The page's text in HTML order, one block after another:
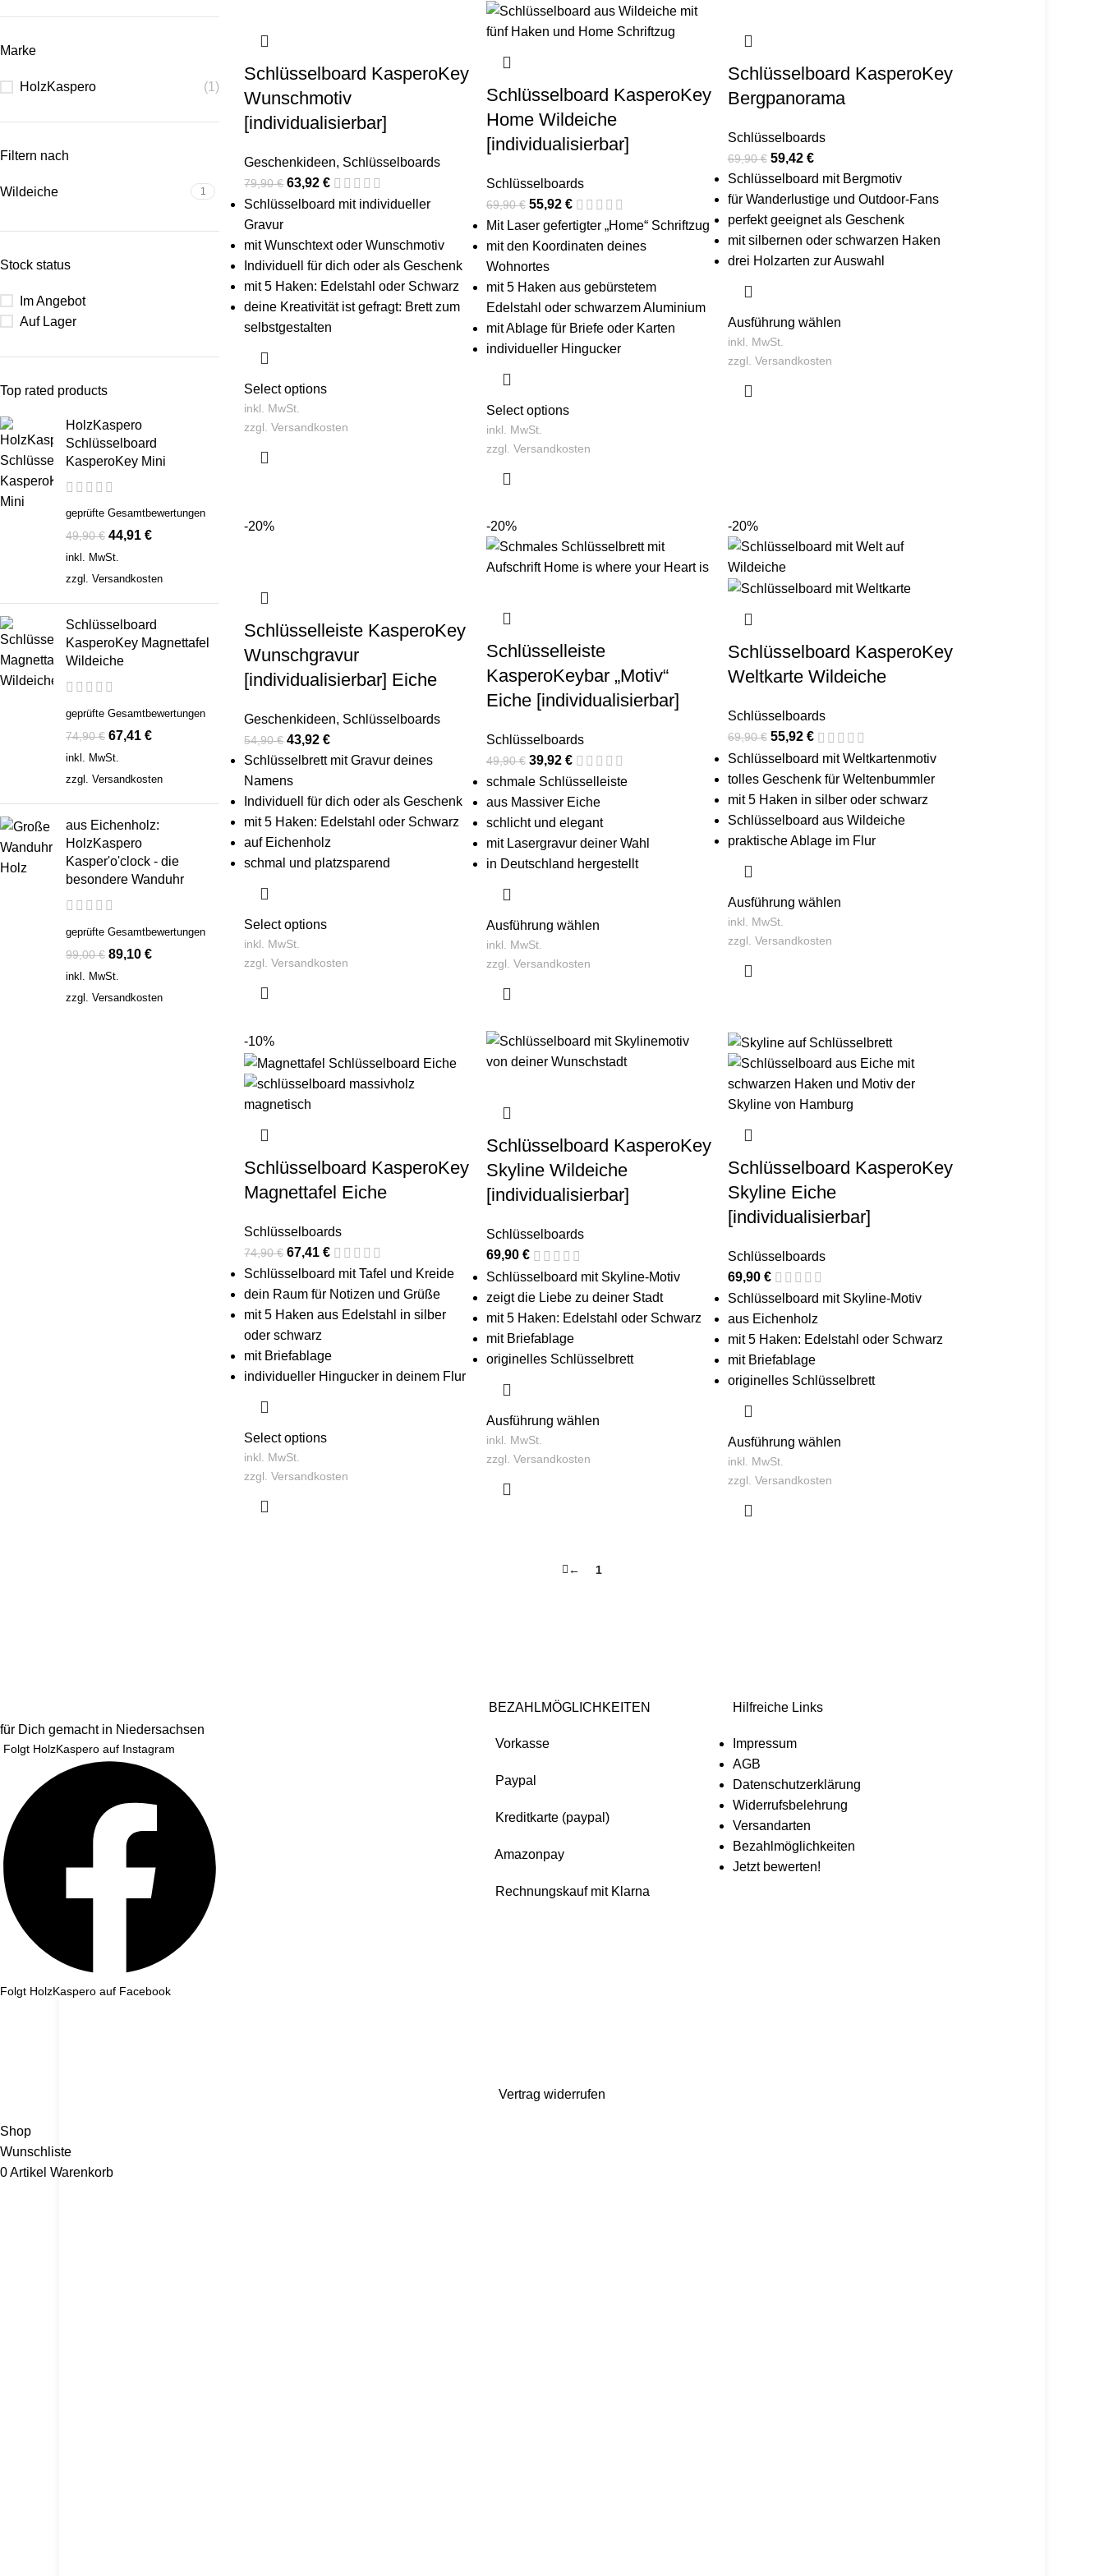
Marke
HolzKaspero (1)
Filtern nach
Wildeiche 1
Stock status
Im Angebot
Auf Lager
Top rated products
HolzKaspero
Schlüsselboard
KasperoKey Mini
geprüfte Gesamtbewertungen
49,90€ 44,91 €
inkl. MwSt.
zzgl. Versandkosten
Schlüsselboard
KasperoKey Magnettafel
Wildeiche
geprüfte Gesamtbewertungen
74,90€ 67,41 €
inkl. MwSt.
zzgl. Versandkosten
aus Eichenholz:
HolzKaspero
Kasper'o'clock - die
besondere Wanduhr
geprüfte Gesamtbewertungen
99,00€ 89,10 €
inkl. MwSt.
zzgl. Versandkosten
Schlüsselboard KasperoKey
Wunschmotiv
[individualisierbar]
Geschenkideen, Schlüsselboards
79,90€ 63,92€
Schlüsselboard mit individueller
Gravur
mit Wunschtext oder Wunschmotiv
Individuell für dich oder als Geschenk
mit 5 Haken: Edelstahl oder Schwarz
deine Kreativität ist gefragt: Brett zum
selbstgestalten
Select options
inkl. MwSt.
zzgl.Versandkosten
Schlüsselboard KasperoKey
Home Wildeiche
[individualisierbar]
Schlüsselboards
69,90€ 55,92 €
Mit Laser gefertigter „Home“ Schriftzug
mit den Koordinaten deines
Wohnortes
mit 5 Haken aus gebürstetem
Edelstahl oder schwarzem Aluminium
mit Ablage für Briefe oder Karten
individueller Hingucker
Select options
inkl. MwSt.
zzgl. Versandkosten
Schlüsselboard KasperoKey
Bergpanorama
Schlüsselboards
69,90€ 59,42 €
Schlüsselboard mit Bergmotiv
für Wanderlustige und Outdoor-Fans
perfekt geeignet als Geschenk
mit silbernen oder schwarzen Haken
drei Holzarten zur Auswahl
Ausführung wählen
inkl. MwSt.
zzgl. Versandkosten
-20%
Schlüsselleiste KasperoKey
Wunschgravur
[individualisierbar] Eiche
Geschenkideen, Schlüsselboards
54,90€ 43,92€
Schlüsselbrett mit Gravur deines
Namens
Individuell für dich oder als Geschenk
mit 5 Haken: Edelstahl oder Schwarz
auf Eichenholz
schmal und platzsparend
Select options
inkl. MwSt.
zzgl.Versandkosten
-20%
Schlüsselleiste
KasperoKeybar „Motiv“
Eiche [individualisierbar]
Schlüsselboards
49,90€ 39,92 €
schmale Schlüsselleiste
aus Massiver Eiche
schlicht und elegant
mit Lasergravur deiner Wahl
in Deutschland hergestellt
Ausführung wählen
inkl. MwSt.
zzgl. Versandkosten
-20%
Schlüsselboard KasperoKey
Weltkarte Wildeiche
Schlüsselboards
69,90€ 55,92 €
Schlüsselboard mit Weltkartenmotiv
tolles Geschenk für Weltenbummler
mit 5 Haken in silber oder schwarz
Schlüsselboard aus Wildeiche
praktische Ablage im Flur
Ausführung wählen
inkl. MwSt.
zzgl. Versandkosten
-10%
Schlüsselboard KasperoKey
Magnettafel Eiche
Schlüsselboards
74,90€ 67,41€
Schlüsselboard mit Tafel und Kreide
dein Raum für Notizen und Grüße
mit 5 Haken aus Edelstahl in silber
oder schwarz
mit Briefablage
individueller Hingucker in deinem Flur
Select options
inkl. MwSt.
zzgl.Versandkosten
Schlüsselboard KasperoKey
Skyline Wildeiche
[individualisierbar]
Schlüsselboards
69,90 €
Schlüsselboard mit Skyline-Motiv
zeigt die Liebe zu deiner Stadt
mit 5 Haken: Edelstahl oder Schwarz
mit Briefablage
originelles Schlüsselbrett
Ausführung wählen
inkl. MwSt.
zzgl. Versandkosten
Schlüsselboard KasperoKey
Skyline Eiche
[individualisierbar]
Schlüsselboards
69,90 €
Schlüsselboard mit Skyline-Motiv
aus Eichenholz
mit 5 Haken: Edelstahl oder Schwarz
mit Briefablage
originelles Schlüsselbrett
Ausführung wählen
inkl. MwSt.
zzgl. Versandkosten
← 1
für Dich gemacht in Niedersachsen
Folgt HolzKaspero auf Instagram
Folgt HolzKaspero auf Facebook
BEZAHLMÖGLICHKEITEN
Vorkasse
Paypal
Kreditkarte (paypal)
Amazonpay
Rechnungskauf mit Klarna
Hilfreiche Links
Impressum
AGB
Datenschutzerklärung
Widerrufsbelehrung
Versandarten
Bezahlmöglichkeiten
Jetzt bewerten!
Vertrag widerrufen
Shop
Wunschliste
0Artikel Warenkorb